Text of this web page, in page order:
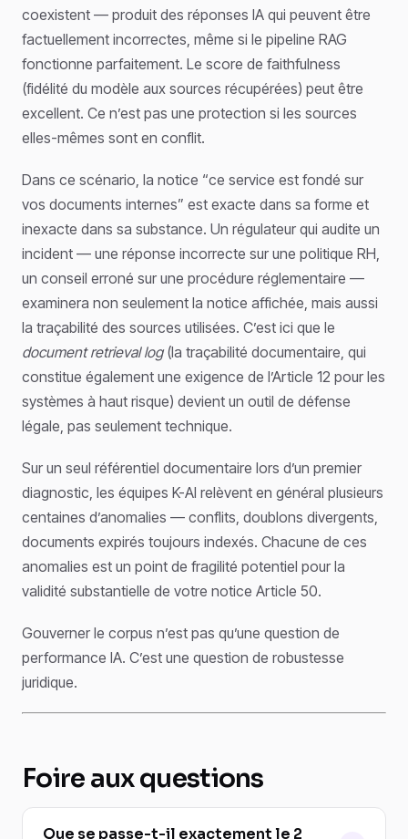
coexistent — produit des réponses IA qui peuvent être
factuellement incorrectes, même si le pipeline RAG
fonctionne parfaitement. Le score de faithfulness
(fidélité du modèle aux sources récupérées) peut être
excellent. Ce n’est pas une protection si les sources
elles-mêmes sont en conflit.
Dans ce scénario, la notice “ce service est fondé sur
vos documents internes” est exacte dans sa forme et
inexacte dans sa substance. Un régulateur qui audite un
incident — une réponse incorrecte sur une politique RH,
un conseil erroné sur une procédure réglementaire —
examinera non seulement la notice affichée, mais aussi
la traçabilité des sources utilisées. C’est ici que le
document retrieval log(la traçabilité documentaire, qui
constitue également une exigence de l’Article 12 pour les
systèmes à haut risque) devient un outil de défense
légale, pas seulement technique.
Sur un seul référentiel documentaire lors d’un premier
diagnostic, les équipes K-AI relèvent en général plusieurs
centaines d’anomalies — conflits, doublons divergents,
documents expirés toujours indexés. Chacune de ces
anomalies est un point de fragilité potentiel pour la
validité substantielle de votre notice Article 50.
Gouverner le corpus n’est pas qu’une question de
performance IA. C’est une question de robustesse
juridique.
Foire aux questions
Que se passe-t-il exactement le 2